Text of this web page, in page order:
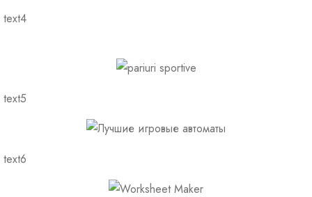
text4
text5
text6